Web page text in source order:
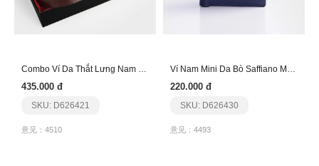
Combo Ví Da Thắt Lưng Nam Nổi Bật Ct196Fa258
435.000 đ
SKU: D626421
意见：4510
Ví Nam Mini Da Bò Saffiano Mỏng Gọn Dfb263
220.000 đ
SKU: D626430
意见：4493